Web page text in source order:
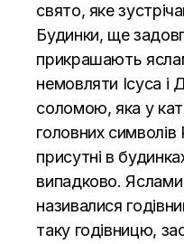
свято, яке
Будинки, ще
прикрашають
немовляти Ісуса і
соломою, яка у
головних символів
присутні в
випадково.
називалися
таку годівницю,